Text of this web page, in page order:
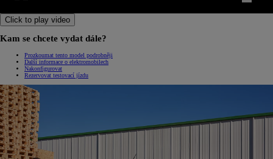
Click to play video
Kam se chcete vydat dále?
Prozkoumat tento model podrobněji
Další informace o elektromobilech
Nakonfigurovat
Rezervovat testovací jízdu